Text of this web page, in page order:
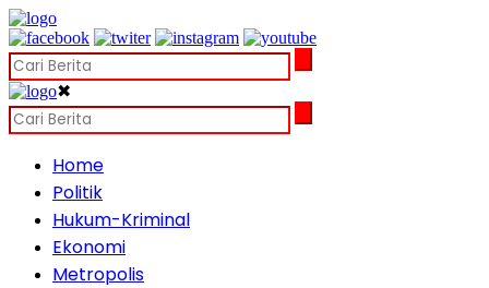
✖
Home
Politik
Hukum-Kriminal
Ekonomi
Metropolis